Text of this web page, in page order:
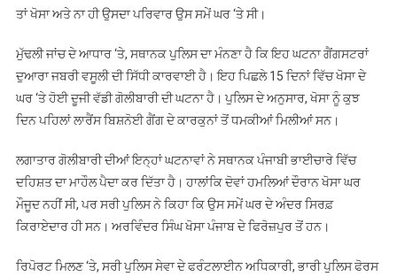
ਦੇ
ਘਰ
‘ਤੇ
ਵੱਲੋਂ
ਗੋਲੀਬਾਰੀ
ਤਾਂ ਖੋਸਾ ਅਤੇ ਨਾ ਹੀ ਉਸਦਾ ਪਰਿਵਾਰ ਉਸ ਸਮੇਂ ਘਰ ‘ਤੇ ਸੀ।
ਮੁੱਢਲੀ ਜਾਂਚ ਦੇ ਆਧਾਰ ‘ਤੇ, ਸਥਾਨਕ ਪੁਲਿਸ ਦਾ ਮੰਨਣਾ ਹੈ ਕਿ ਇਹ ਘਟਨਾ ਗੈਂਗਸਟਰਾਂ
ਦੁਆਰਾ ਜਬਰੀ ਵਸੂਲੀ ਦੀ ਸਿੱਧੀ ਕਾਰਵਾਈ ਹੈ। ਇਹ ਪਿਛਲੇ 15 ਦਿਨਾਂ ਵਿੱਚ ਖੋਸਾ ਦੇ
ਘਰ ‘ਤੇ ਹੋਈ ਦੂਜੀ ਵੱਡੀ ਗੋਲੀਬਾਰੀ ਦੀ ਘਟਨਾ ਹੈ। ਪੁਲਿਸ ਦੇ ਅਨੁਸਾਰ, ਖੋਸਾ ਨੂੰ ਕੁਝ
ਦਿਨ ਪਹਿਲਾਂ ਲਾਰੈਂਸ ਬਿਸ਼ਨੋਈ ਗੈਂਗ ਦੇ ਕਾਰਕੁਨਾਂ ਤੋਂ ਧਮਕੀਆਂ ਮਿਲੀਆਂ ਸਨ।
ਲਗਾਤਾਰ ਗੋਲੀਬਾਰੀ ਦੀਆਂ ਇਨ੍ਹਾਂ ਘਟਨਾਵਾਂ ਨੇ ਸਥਾਨਕ ਪੰਜਾਬੀ ਭਾਈਚਾਰੇ ਵਿੱਚ
ਦਹਿਸ਼ਤ ਦਾ ਮਾਹੌਲ ਪੈਦਾ ਕਰ ਦਿੱਤਾ ਹੈ। ਹਾਲਾਂਕਿ ਦੋਵਾਂ ਹਮਲਿਆਂ ਦੌਰਾਨ ਖੋਸਾ ਘਰ
ਮੌਜੂਦ ਨਹੀਂ ਸੀ, ਪਰ ਸਰੀ ਪੁਲਿਸ ਨੇ ਕਿਹਾ ਕਿ ਉਸ ਸਮੇਂ ਘਰ ਦੇ ਅੰਦਰ ਸਿਰਫ਼
ਕਿਰਾਏਦਾਰ ਹੀ ਸਨ। ਅਰਵਿੰਦਰ ਸਿੰਘ ਖੋਸਾ ਪੰਜਾਬ ਦੇ ਫਿਰੋਜ਼ਪੁਰ ਤੋਂ ਹਨ।
ਰਿਪੋਰਟ ਮਿਲਣ ‘ਤੇ, ਸਰੀ ਪੁਲਿਸ ਸੇਵਾ ਦੇ ਫਰੰਟਲਾਈਨ ਅਧਿਕਾਰੀ, ਭਾਰੀ ਪੁਲਿਸ ਫੋਰਸ